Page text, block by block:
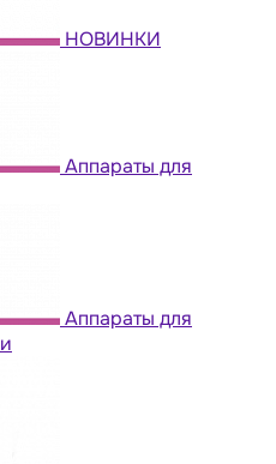
НОВИНКИ
Аппараты для
Аппараты для